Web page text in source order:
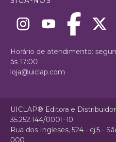
Horário de atendimento:
às 17:00
loja@uiclap.com
UICLAP® Editora e
35.252.144/0001-10
Rua dos Ingleses, 524 - cj.5 -
000